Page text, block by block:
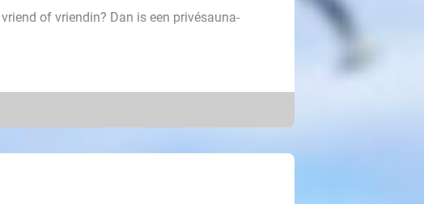
of vriendin? Dan is een privésauna-
sauna, multifunctionele hammam met
relaxruimte, outdoor spa en
Proost op een onvergetelijk verblijf!